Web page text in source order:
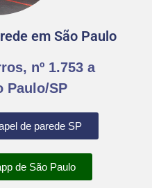
em São Paulo
nº 1.753 a
Paulo/SP
de parede SP
de São Paulo